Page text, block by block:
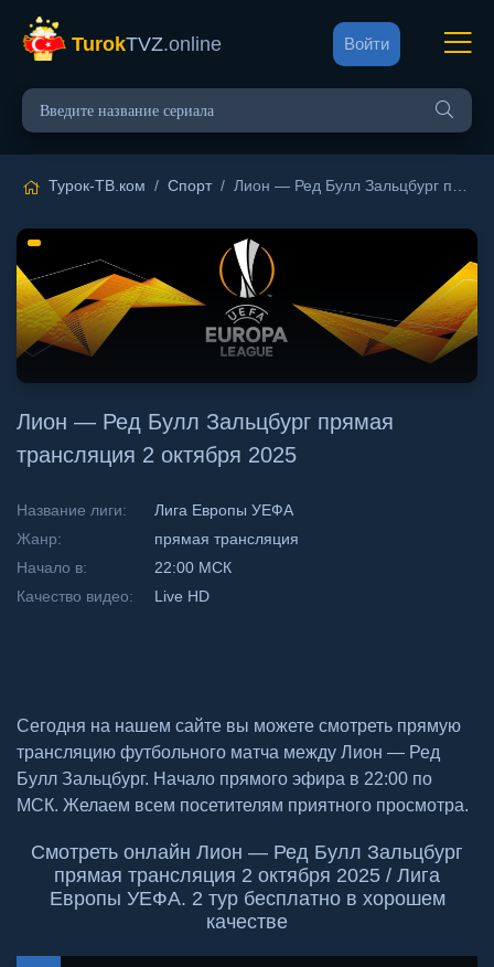
TurokTVZ.online Войти
Турок-ТВ.ком / Спорт/ Лион — Ред Булл Зальцбург прямая трансляция 2 октября 2025
Лион — Ред Булл Зальцбург прямая
трансляция 2 октября 2025
Название лиги:
Лига Европы УЕФА
Жанр:
прямая трансляция
Начало в:
22:00 МСК
Качество видео:
Live HD
Сегодня на нашем сайте вы можете смотреть прямую
трансляцию футбольного матча между Лион — Ред
Булл Зальцбург. Начало прямого эфира в 22:00 по
МСК. Желаем всем посетителям приятного просмотра.
Смотреть онлайн Лион — Ред Булл Зальцбург
прямая трансляция 2 октября 2025 / Лига
Европы УЕФА. 2 тур бесплатно в хорошем
качестве